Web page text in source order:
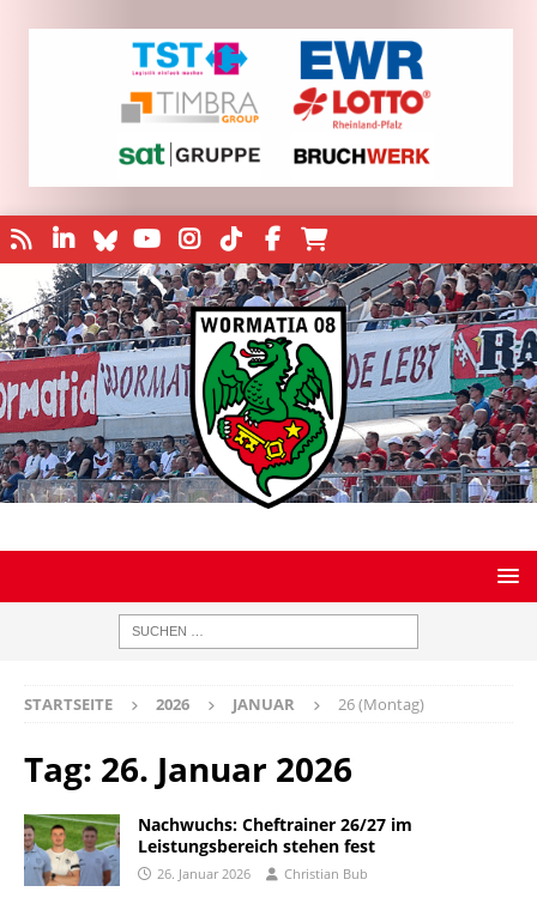
STARTSEITE 2026 JANUAR 26 (Montag)
Tag: 26. Januar 2026
Nachwuchs: Cheftrainer 26/27 im
Leistungsbereich stehen fest
26. Januar 2026 Christian Bub